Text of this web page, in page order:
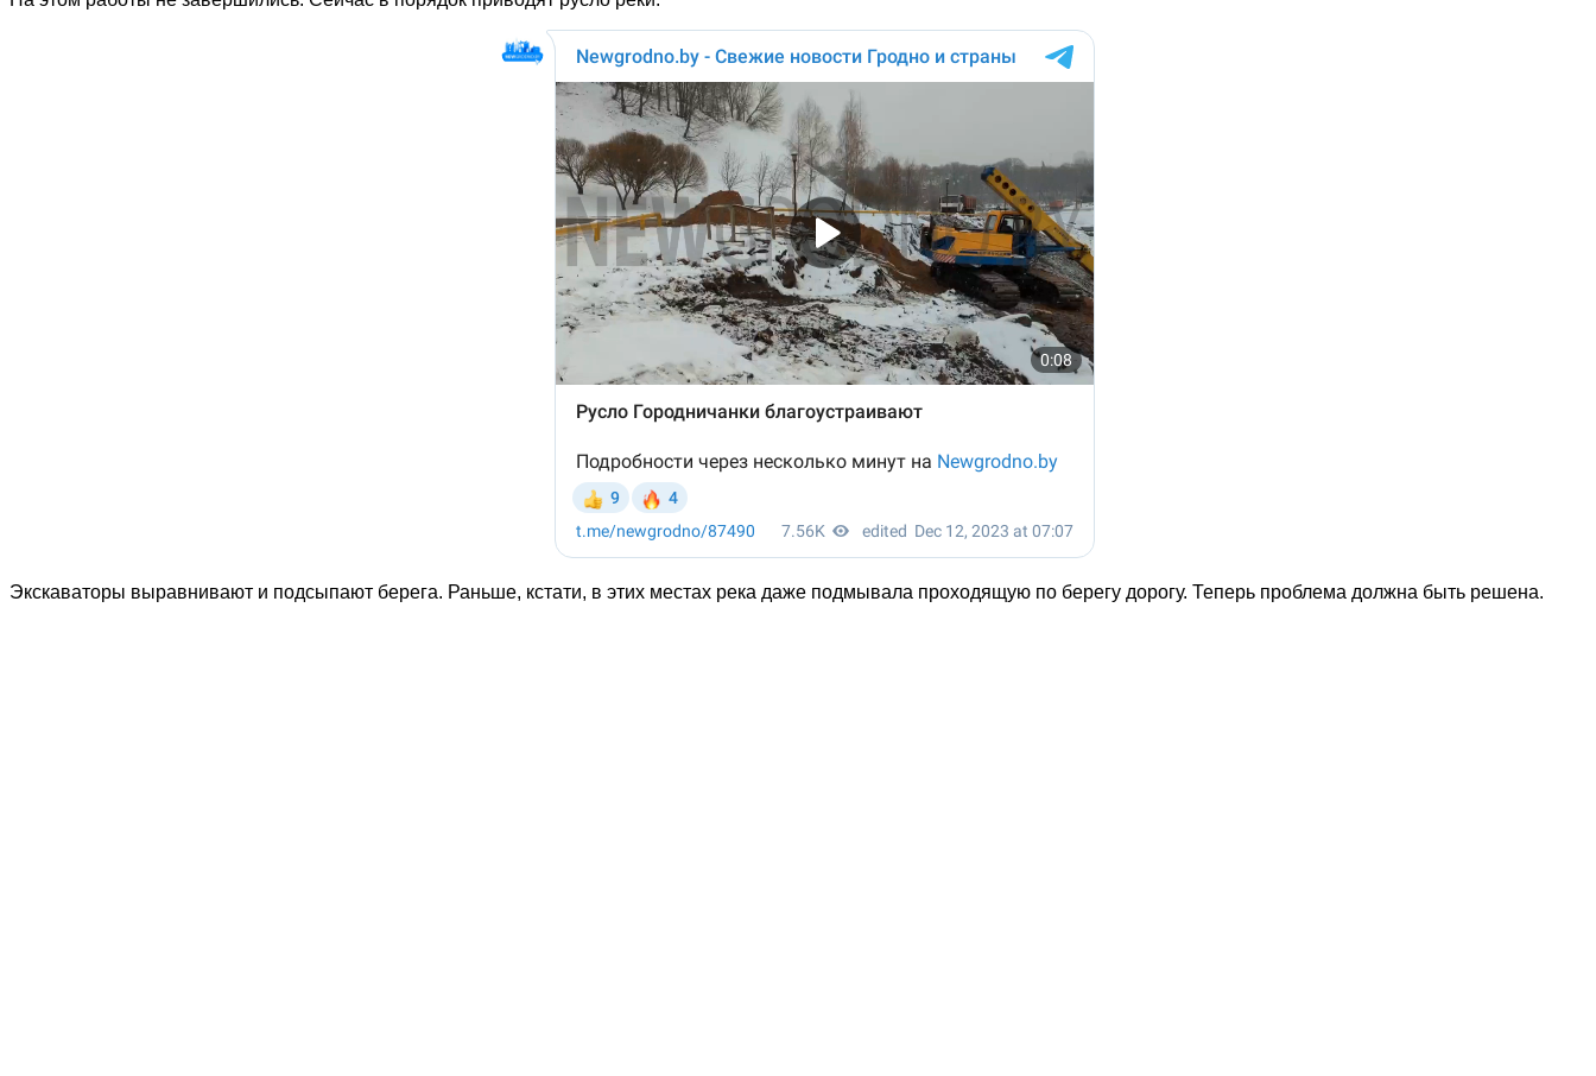
Экскаваторы выравнивают и подсыпают берега. Раньше, кстати, в этих местах река даже подмывала проходящую по берегу дорогу. Теперь проблема должна быть решена.